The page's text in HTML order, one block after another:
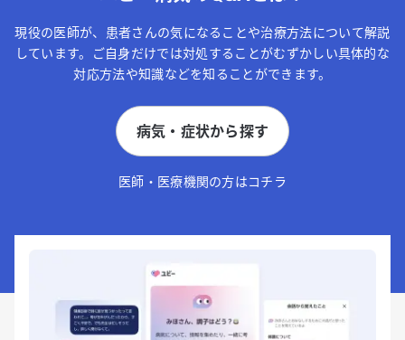
現役の医師が、患者さんの気になることや治療方法について解説
しています。ご自身だけでは対処することがむずかしい具体的な
対応方法や知識などを知ることができます。
病気・症状から探す
医師・医療機関の方はコチラ